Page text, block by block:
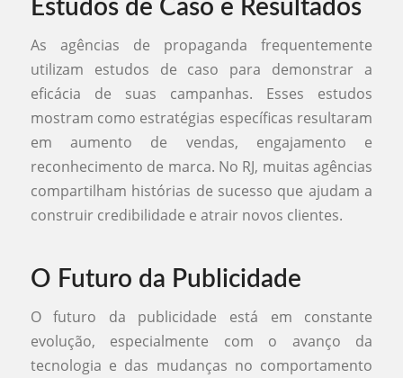
Estudos de Caso e Resultados
As agências de propaganda frequentemente
utilizam estudos de caso para demonstrar a
eficácia de suas campanhas. Esses estudos
mostram como estratégias específicas resultaram
em aumento de vendas, engajamento e
reconhecimento de marca. No RJ, muitas agências
compartilham histórias de sucesso que ajudam a
construir credibilidade e atrair novos clientes.
O Futuro da Publicidade
O futuro da publicidade está em constante
evolução, especialmente com o avanço da
tecnologia e das mudanças no comportamento